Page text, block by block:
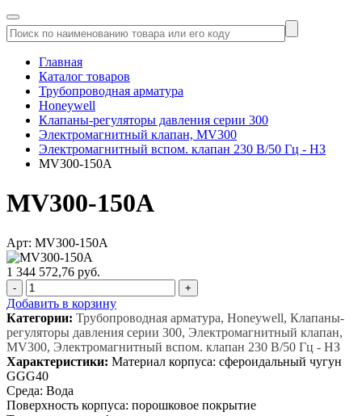
Главная
Каталог товаров
Трубопроводная арматура
Honeywell
Клапаны-регуляторы давления серии 300
Электромагнитный клапан, MV300
Электромагнитный вспом. клапан 230 В/50 Гц - НЗ
MV300-150A
MV300-150A
Арт: MV300-150A
1 344 572,76 руб.
- +
Добавить в корзину
Категории: Трубопроводная арматура, Honeywell, Клапаны-
регуляторы давления серии 300, Электромагнитный клапан,
MV300, Электромагнитный вспом. клапан 230 В/50 Гц - НЗ
Характеристики: Материал корпуса: сфероидальный чугун
GGG40
Среда: Вода
Поверхность корпуса: порошковое покрытие